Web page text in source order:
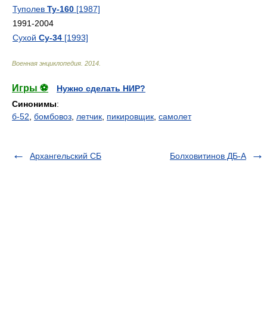
Туполев Ту-160 [1987]
1991-2004
Сухой Су-34 [1993]
Военная энциклопедия 2014
Игры ⚽
Нужно сделать НИР?
Синонимы:
б-52 бомбовоз летчик пикировщик самолет
Архангельский СБ Болховитинов ДБ-А